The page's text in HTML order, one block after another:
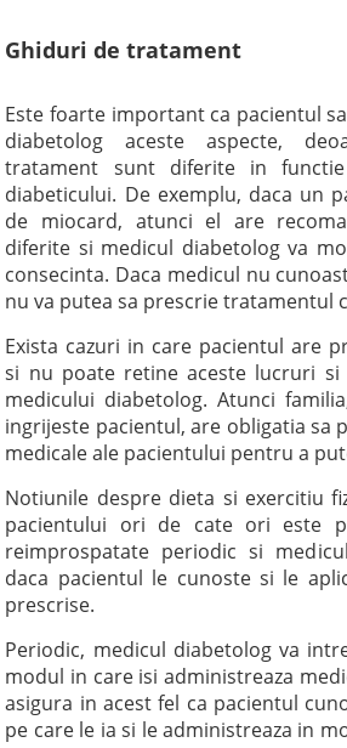
Ghiduri de tratament
Este foarte important ca pacientul
diabetolog aceste aspecte,
tratament sunt diferite in
diabeticului. De exemplu, daca un
de miocard, atunci el are
diferite si medicul diabetolog va
consecinta. Daca medicul nu
nu va putea sa prescrie tratamentul
Exista cazuri in care pacientul are
si nu poate retine aceste lucruri
medicului diabetolog. Atunci
ingrijeste pacientul, are obligatia sa
medicale ale pacientului pentru a
Notiunile despre dieta si exercitiu
pacientului ori de cate ori este
reimprospatate periodic si
daca pacientul le cunoste si le
prescrise.
Periodic, medicul diabetolog va
modul in care isi administreaza
asigura in acest fel ca pacientul
pe care le ia si le administreaza in